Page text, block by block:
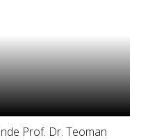
Prof. Dr. Teoman